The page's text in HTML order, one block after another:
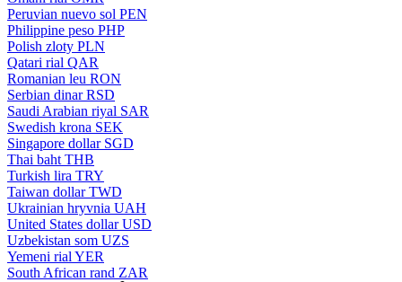
Peruvian nuevo sol PEN
Philippine peso PHP
Polish zloty PLN
Qatari rial QAR
Romanian leu RON
Serbian dinar RSD
Saudi Arabian riyal SAR
Swedish krona SEK
Singapore dollar SGD
Thai baht THB
Turkish lira TRY
Taiwan dollar TWD
Ukrainian hryvnia UAH
United States dollar USD
Uzbekistan som UZS
Yemeni rial YER
South African rand ZAR